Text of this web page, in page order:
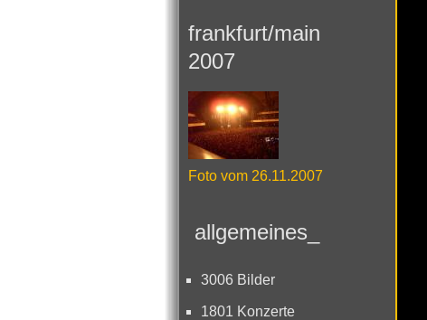
frankfurt/main
2007
Foto vom 26.11.2007
allgemeines_
3006 Bilder
1801 Konzerte